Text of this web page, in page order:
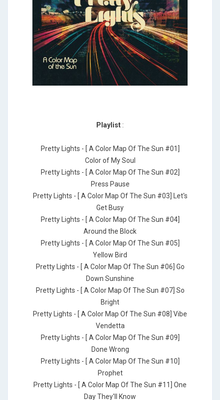
Playlist :
Pretty Lights - [ A Color Map Of The Sun #01]
Color of My Soul
Pretty Lights - [ A Color Map Of The Sun #02]
Press Pause
Pretty Lights - [ A Color Map Of The Sun #03] Let's
Get Busy
Pretty Lights - [ A Color Map Of The Sun #04]
Around the Block
Pretty Lights - [ A Color Map Of The Sun #05]
Yellow Bird
Pretty Lights - [ A Color Map Of The Sun #06] Go
Down Sunshine
Pretty Lights - [ A Color Map Of The Sun #07] So
Bright
Pretty Lights - [ A Color Map Of The Sun #08] Vibe
Vendetta
Pretty Lights - [ A Color Map Of The Sun #09]
Done Wrong
Pretty Lights - [ A Color Map Of The Sun #10]
Prophet
Pretty Lights - [ A Color Map Of The Sun #11] One
Day They'll Know